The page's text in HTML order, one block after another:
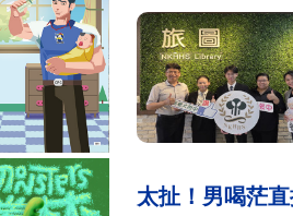
太扯！男喝茫